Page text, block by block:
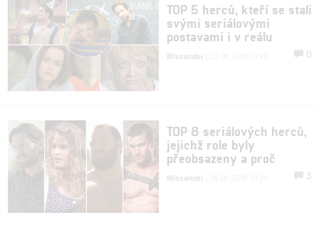
TOP 5 herců, kteří se stali
svými seriálovými
postavami i v reálu
Missandei 0
TOP 8 seriálových herců,
jejichž role byly
přeobsazeny a proč
Missandei 3